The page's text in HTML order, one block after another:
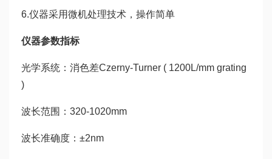
6.仪器采用微机处理技术，操作简单
仪器参数指标
光学系统：消色差Czerny-Turner ( 1200L/mm grating
)
波长范围：320-1020mm
波长准确度：±2nm